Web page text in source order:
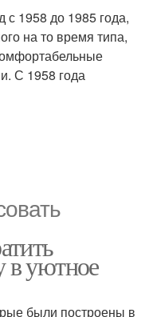
с 1958 до 1985 года,
на то время типа,
С 1958 года
в уютное
были построены в